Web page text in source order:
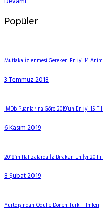
Popüler
Mutlaka İzlenmesi Gereken En İyi 14
3 Temmuz 2018
IMDb Puanlarına Göre 2019’un En İyi 15
6 Kasım 2019
2018’in Hafızalarda İz Bırakan En İyi 20
8 Şubat 2019
Yurtdışından Ödülle Dönen Türk Filmleri